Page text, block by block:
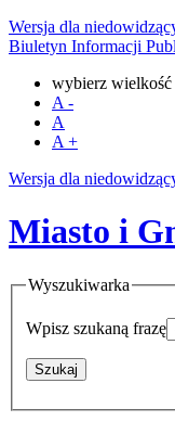
Wersja dla
Biuletyn Informacji
wybierz wielkość
A -
A
A +
Wersja dla
Miasto i
Wyszukiwarka
Wpisz szukaną frazę